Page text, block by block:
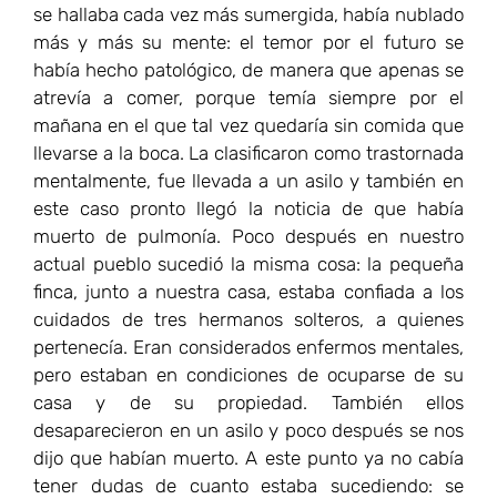
se hallaba cada vez más sumergida, había nublado
más y más su mente: el temor por el futuro se
había hecho patológico, de manera que apenas se
atrevía a comer, porque temía siempre por el
mañana en el que tal vez quedaría sin comida que
llevarse a la boca. La clasificaron como trastornada
mentalmente, fue llevada a un asilo y también en
este caso pronto llegó la noticia de que había
muerto de pulmonía. Poco después en nuestro
actual pueblo sucedió la misma cosa: la pequeña
finca, junto a nuestra casa, estaba confiada a los
cuidados de tres hermanos solteros, a quienes
pertenecía. Eran considerados enfermos mentales,
pero estaban en condiciones de ocuparse de su
casa y de su propiedad. También ellos
desaparecieron en un asilo y poco después se nos
dijo que habían muerto. A este punto ya no cabía
tener dudas de cuanto estaba sucediendo: se